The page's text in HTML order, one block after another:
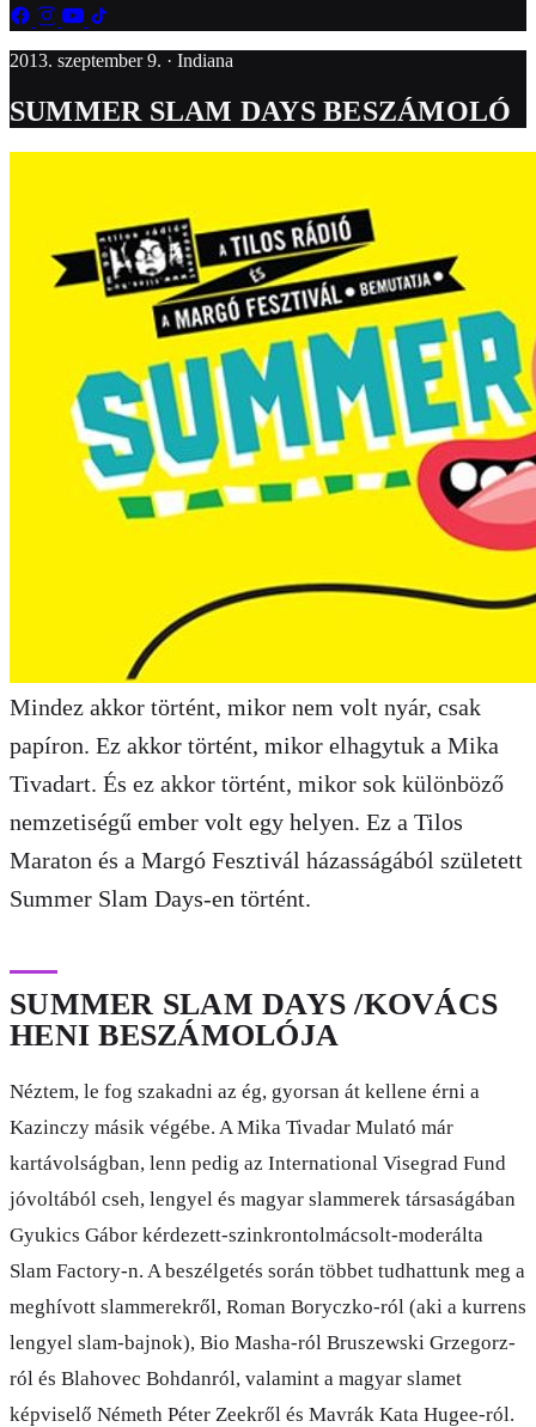
2013. szeptember 9. · Indiana
SUMMER SLAM DAYS BESZÁMOLÓ
Mindez akkor történt, mikor nem volt nyár, csak
papíron. Ez akkor történt, mikor elhagytuk a Mika
Tivadart. És ez akkor történt, mikor sok különböző
nemzetiségű ember volt egy helyen. Ez a Tilos
Maraton és a Margó Fesztivál házasságából született
Summer Slam Days-en történt.
SUMMER SLAM DAYS /KOVÁCS
HENI BESZÁMOLÓJA
Néztem, le fog szakadni az ég, gyorsan át kellene érni a
Kazinczy másik végébe. A Mika Tivadar Mulató már
kartávolságban, lenn pedig az International Visegrad Fund
jóvoltából cseh, lengyel és magyar slammerek társaságában
Gyukics Gábor kérdezett-szinkrontolmácsolt-moderálta
Slam Factory-n. A beszélgetés során többet tudhattunk meg a
meghívott slammerekről, Roman Boryczko-ról (aki a kurrens
lengyel slam-bajnok), Bio Masha-ról Bruszewski Grzegorz-
ról és Blahovec Bohdanról, valamint a magyar slamet
képviselő Németh Péter Zeekről és Mavrák Kata Hugee-ról.